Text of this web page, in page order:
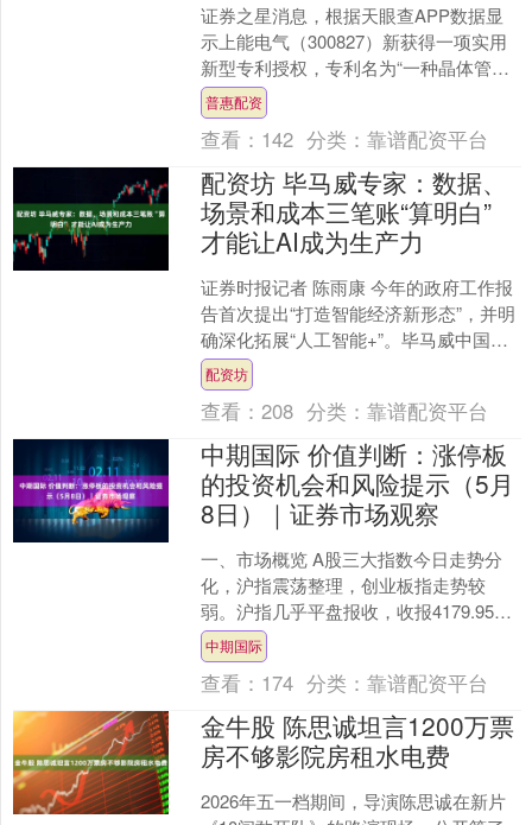
证券之星消息，根据天眼查APP数据显
示上能电气（300827）新获得一项实用
新型专利授权，专利名为“一种晶体管安
装结构、电路板组件及功率模块”，专利
申请号为CN....
普惠配资
查看： 142 分类：靠谱配资平台
配资坊 毕马威专家：数据、
场景和成本三笔账“算明白”
才能让AI成为生产力
证券时报记者 陈雨康 今年的政府工作报
告首次提出“打造智能经济新形态”，并明
确深化拓展“人工智能+”。毕马威中国长
三角G60科创走廊项目主管合伙人周臻近
日在接受....
配资坊
查看：208 分类：靠谱配资平台
中期国际 价值判断：涨停板
的投资机会和风险提示（5月
8日）｜证券市场观察
一、市场概览 A股三大指数今日走势分
化，沪指震荡整理，创业板指走势较
弱。沪指几乎平盘报收，收报4179.95
点；深证成指跌0.5%，收报15563.80
点；创业....
中期国际
查看： 174 分类：靠谱配资平台
金牛股 陈思诚坦言1200万票
房不够影院房租水电费
2026年五一档期间，导演陈思诚在新片